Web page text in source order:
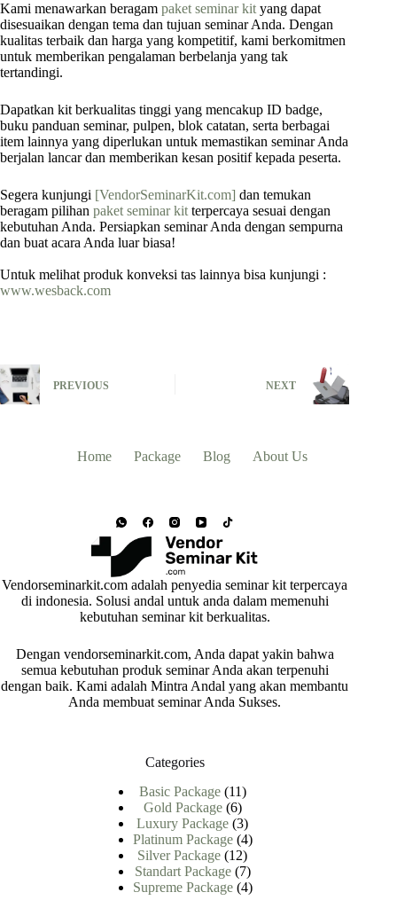
Kami menawarkan beragam paket seminar kit yang dapat
disesuaikan dengan tema dan tujuan seminar Anda. Dengan
kualitas terbaik dan harga yang kompetitif, kami berkomitmen
untuk memberikan pengalaman berbelanja yang tak
tertandingi.
Dapatkan kit berkualitas tinggi yang mencakup ID badge,
buku panduan seminar, pulpen, blok catatan, serta berbagai
item lainnya yang diperlukan untuk memastikan seminar Anda
berjalan lancar dan memberikan kesan positif kepada peserta.
Segera kunjungi [VendorSeminarKit.com] dan temukan
beragam pilihan paket seminar kit terpercaya sesuai dengan
kebutuhan Anda. Persiapkan seminar Anda dengan sempurna
dan buat acara Anda luar biasa!
Untuk melihat produk konveksi tas lainnya bisa kunjungi :
www.wesback.com
PREVIOUS NEXT
Home Package Blog About Us
Vendorseminarkit.com adalah penyedia seminar kit terpercaya
di indonesia. Solusi andal untuk anda dalam memenuhi
kebutuhan seminar kit berkualitas.
Dengan vendorseminarkit.com, Anda dapat yakin bahwa
semua kebutuhan produk seminar Anda akan terpenuhi
dengan baik. Kami adalah Mintra Andal yang akan membantu
Anda membuat seminar Anda Sukses.
Categories
Basic Package 1111
Produk
Gold Package 66
Produk
Luxury Package 33
Produk
Platinum Package 44
Produk
Silver Package 1212
Produk
Standart Package 77
Produk
Supreme Package 44